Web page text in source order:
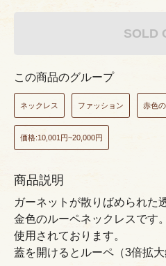
SOLD
この商品のグループ
ネックレス ファッション 赤色
価格:10,001円~20,000円
商品説明
ガーネットが散りばめられた
金色のルーペネックレスです
使用されております。
蓋を開けるとルーペ（3倍拡